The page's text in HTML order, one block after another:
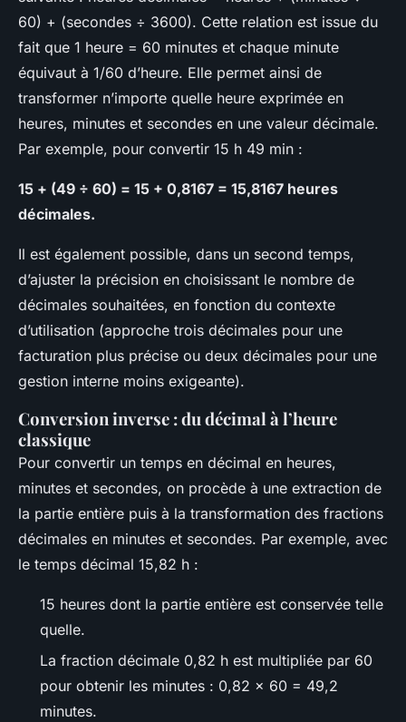
60) + (secondes ÷ 3600). Cette relation est issue du
fait que 1 heure = 60 minutes et chaque minute
équivaut à 1/60 d’heure. Elle permet ainsi de
transformer n’importe quelle heure exprimée en
heures, minutes et secondes en une valeur décimale.
Par exemple, pour convertir 15 h 49 min :
15 + (49 ÷ 60) = 15 + 0,8167 = 15,8167 heures
décimales.
Il est également possible, dans un second temps,
d’ajuster la précision en choisissant le nombre de
décimales souhaitées, en fonction du contexte
d’utilisation (approche trois décimales pour une
facturation plus précise ou deux décimales pour une
gestion interne moins exigeante).
Conversion inverse : du décimal à l’heure
classique
Pour convertir un temps en décimal en heures,
minutes et secondes, on procède à une extraction de
la partie entière puis à la transformation des fractions
décimales en minutes et secondes. Par exemple, avec
le temps décimal 15,82 h :
15 heures dont la partie entière est conservée telle
quelle.
La fraction décimale 0,82 h est multipliée par 60
pour obtenir les minutes : 0,82 × 60 = 49,2
minutes.